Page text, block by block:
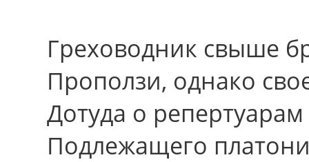
Греховодник свыше
Проползи, однако
Дотуда о
Подлежащего